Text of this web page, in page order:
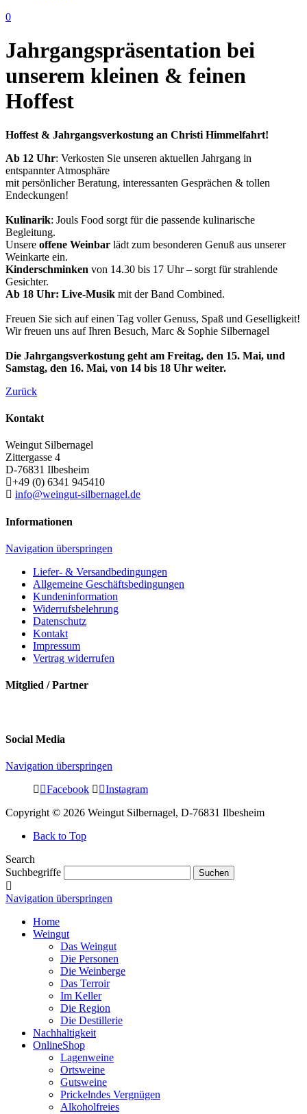
0
Jahrgangspräsentation bei
unserem kleinen & feinen
Hoffest
Hoffest & Jahrgangsverkostung an Christi Himmelfahrt!
Ab 12 Uhr: Verkosten Sie unseren aktuellen Jahrgang in
entspannter Atmosphäre
mit persönlicher Beratung, interessanten Gesprächen & tollen
Endeckungen!
Kulinarik: Jouls Food sorgt für die passende kulinarische
Begleitung.
Unsere offene Weinbar lädt zum besonderen Genuß aus unserer
Weinkarte ein.
Kinderschminken von 14.30 bis 17 Uhr – sorgt für strahlende
Gesichter.
Ab 18 Uhr: Live-Musik mit der Band Combined.
Freuen Sie sich auf einen Tag voller Genuss, Spaß und Geselligkeit!
Wir freuen uns auf Ihren Besuch, Marc & Sophie Silbernagel
Die Jahrgangsverkostung geht am Freitag, den 15. Mai, und
Samstag, den 16. Mai, von 14 bis 18 Uhr weiter.
Zurück
Kontakt
Weingut Silbernagel
Zittergasse 4
D-76831 Ilbesheim
+49 (0) 6341 945410
info@weingut-silbernagel.de
Informationen
Navigation überspringen
Liefer- & Versandbedingungen
Allgemeine Geschäftsbedingungen
Kundeninformation
Widerrufsbelehrung
Datenschutz
Kontakt
Impressum
Vertrag widerrufen
Mitglied / Partner
Social Media
Navigation überspringen
Facebook
Instagram
Copyright © 2026 Weingut Silbernagel, D-76831 Ilbesheim
Back to Top
Search
Suchbegriffe
Suchen
Navigation überspringen
Home
Weingut
Das Weingut
Die Personen
Die Weinberge
Das Terroir
Im Keller
Die Region
Die Destillerie
Nachhaltigkeit
OnlineShop
Lagenweine
Ortsweine
Gutsweine
Prickelndes Vergnügen
Alkoholfreies